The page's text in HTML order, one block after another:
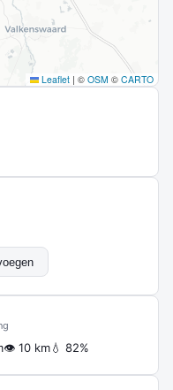
Leaflet | © OSM © CARTO
👁 10 km💧 82%